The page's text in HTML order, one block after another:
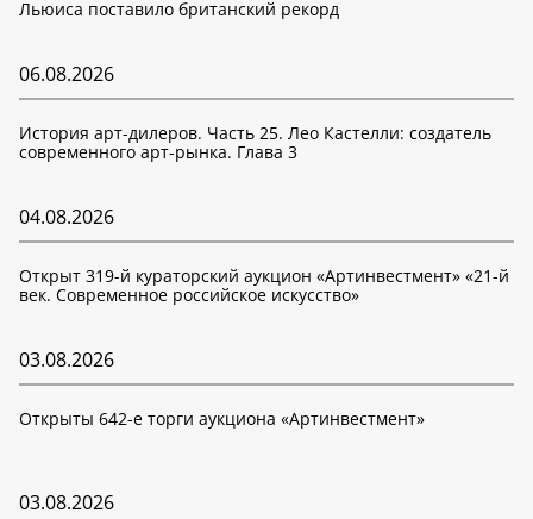
Льюиса поставило британский рекорд
06.08.2026
История арт-дилеров. Часть 25. Лео Кастелли: создатель
современного арт-рынка. Глава 3
04.08.2026
Открыт 319-й кураторский аукцион «Артинвестмент» «21-й
век. Современное российское искусство»
03.08.2026
Открыты 642-е торги аукциона «Артинвестмент»
03.08.2026